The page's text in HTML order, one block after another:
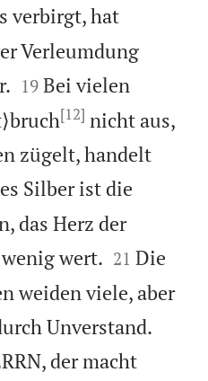
verbirgt, hat
Verleumdung


19 Bei vielen
[12] nicht aus,
zügelt, handelt
Silber ist die
das Herz der
wert. 

21 Die
weiden viele, aber
Unverstand.
der macht